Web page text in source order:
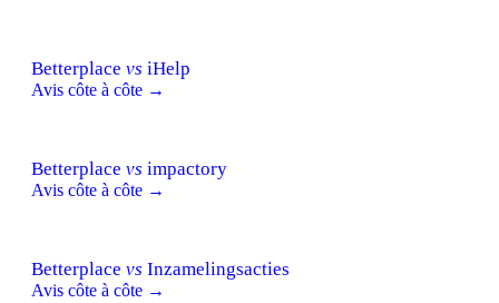
Betterplace vs iHelp
Avis côte à côte →
Betterplace vs impactory
Avis côte à côte →
Betterplace vs Inzamelingsacties
Avis côte à côte →